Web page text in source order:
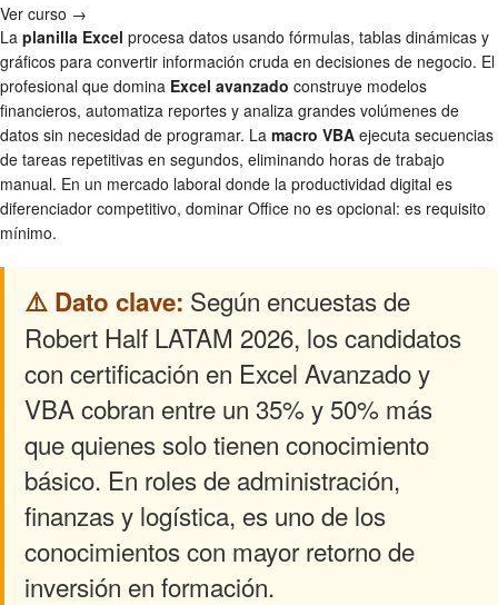
Ver curso →
La planilla Excel procesa datos usando fórmulas, tablas dinámicas y
gráficos para convertir información cruda en decisiones de negocio. El
profesional que domina Excel avanzado construye modelos
financieros, automatiza reportes y analiza grandes volúmenes de
datos sin necesidad de programar. La macro VBA ejecuta secuencias
de tareas repetitivas en segundos, eliminando horas de trabajo
manual. En un mercado laboral donde la productividad digital es
diferenciador competitivo, dominar Office no es opcional: es requisito
mínimo.
⚠️ Dato clave: Según encuestas de
Robert Half LATAM 2026, los candidatos
con certificación en Excel Avanzado y
VBA cobran entre un 35% y 50% más
que quienes solo tienen conocimiento
básico. En roles de administración,
finanzas y logística, es uno de los
conocimientos con mayor retorno de
inversión en formación.